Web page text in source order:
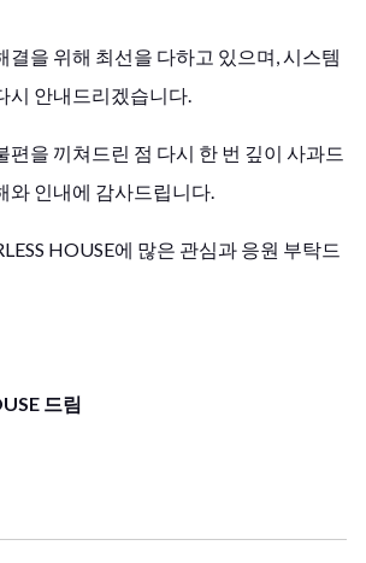
결을 위해 최선을 다하고 있으며, 시스템
시 안내드리겠습니다.
편을 끼쳐드린 점 다시 한 번 깊이 사과드
와 인내에 감사드립니다.
HOUSE에 많은 관심과 응원 부탁드
드림